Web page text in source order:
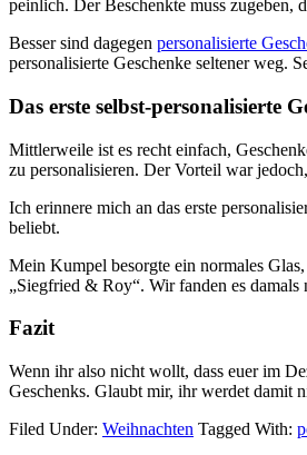
peinlich. Der Beschenkte muss zugeben,
Besser sind dagegen personalisierte
personalisierte Geschenke seltener weg.
Das erste selbst-personalisierte
Mittlerweile ist es recht einfach,
zu personalisieren. Der Vorteil war
Ich erinnere mich an das erste
beliebt.
Mein Kumpel besorgte ein normales
„Siegfried & Roy“. Wir fanden es damals
Fazit
Wenn ihr also nicht wollt, dass euer im
Geschenks. Glaubt mir, ihr werdet damit
Filed Under: Weihnachten Tagged With: